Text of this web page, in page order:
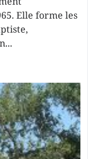
Elle forme les